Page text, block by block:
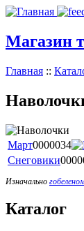
Магазин
Главная ::
Март0000034
Снеговики
Изначально
Каталог